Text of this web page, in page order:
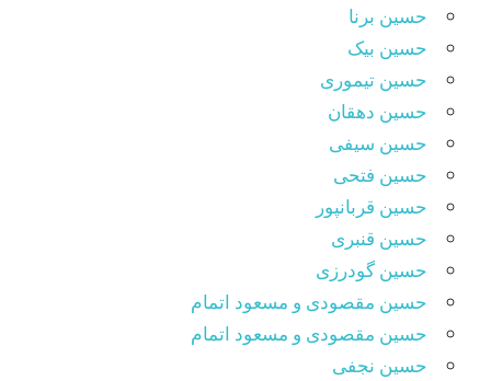
حسین برنا
حسین بیک
حسین تیموری
حسین دهقان
حسین سیفی
حسین فتحی
حسین قربانپور
حسین قنبری
حسین گودرزی
حسین مقصودى و مسعود اتمام
حسین مقصودی و مسعود اتمام
حسین نجفی